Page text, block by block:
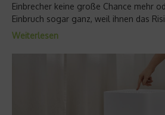
Einbrecher keine große Chance mehr
Einbruch sogar ganz, weil ihnen das
Weiterlesen